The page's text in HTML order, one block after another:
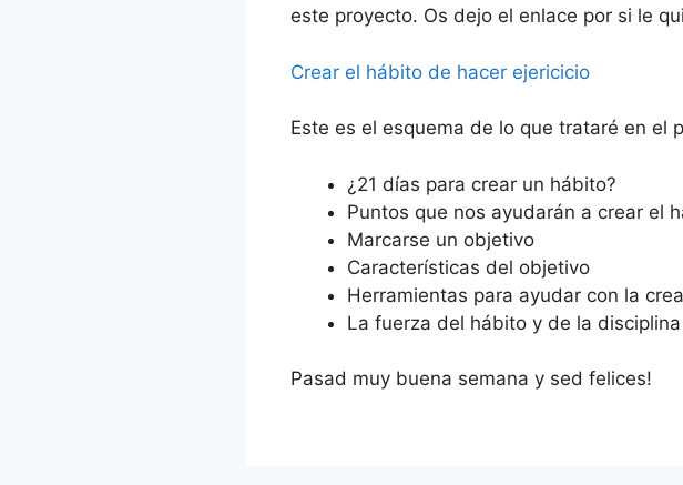
este proyecto. Os dejo el enlace por si le
Crear el hábito de hacer ejericicio
Este es el esquema de lo que trataré en el
¿21 días para crear un hábito?
Puntos que nos ayudarán a crear el
Marcarse un objetivo
Características del objetivo
Herramientas para ayudar con la
La fuerza del hábito y de la
Pasad muy buena semana y sed felices!